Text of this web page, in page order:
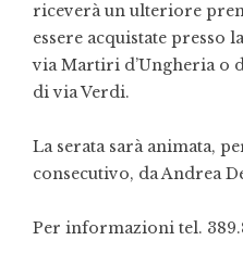
riceverà un ulteriore
essere acquistate presso
via Martiri d’Ungheria o
di via Verdi.
La serata sarà animata,
consecutivo, da Andrea
Per informazioni tel.